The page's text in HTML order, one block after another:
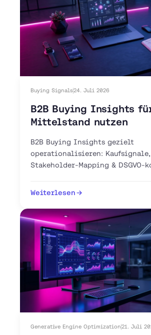
Buying Signals24. Juli 2026
B2B Buying Insights für
Mittelstand nutzen
B2B Buying Insights gezielt
operationalisieren: Kaufsignale,
Stakeholder-Mapping & DSGVO-
Pipeline aufbauen.
Weiterlesen
Generative Engine Optimization21. Juli